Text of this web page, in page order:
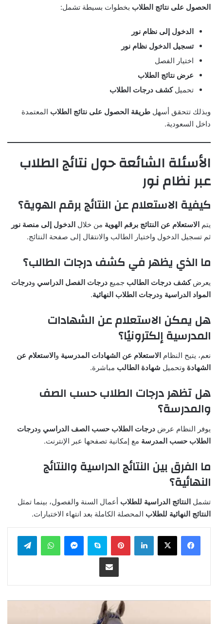
الحصول على نتائج الطلاب بخطوات بسيطة تشمل:
الدخول إلى نظام نور
تسجيل الدخول نظام نور
اختيار الفصل
عرض نتائج الطلاب
تحميلكشف درجات الطلاب
وبذلك تتحقق أسهل طريقة الحصول على نتائج الطلاب المعتمدة
داخل السعودية.
الأسئلة الشائعة حول نتائج الطلاب
عبر نظام نور
كيفية الاستعلام عن النتائج برقم الهوية؟
يتم الاستعلام عن النتائج برقم الهوية من خلال الدخول إلى منصة نور
ثم تسجيل الدخول واختيار الطالب والانتقال إلى صفحة النتائج.
ما الذي يظهر في كشف درجات الطالب؟
يعرضكشف درجات الطالب جميع درجات الفصل الدراسي ودرجات
المواد الدراسية ودرجات الطلاب النهائية.
هل يمكن الاستعلام عن الشهادات
المدرسية إلكترونيًا؟
نعم، يتيح النظام الاستعلام عن الشهادات المدرسية و الاستعلام عن
الشهادة وتحميل شهادة الطالب مباشرة.
هل تظهر درجات الطلاب حسب الصف
والمدرسة؟
يوفر النظام عرض درجات الطلاب حسب الصف الدراسي ودرجات
الطلاب حسب المدرسة مع إمكانية تصفحها عبر الإنترنت.
ما الفرق بين النتائج الدراسية والنتائج
النهائية؟
تشمل النتائج الدراسية للطلاب أعمال السنة والفصول، بينما تمثل
النتائج النهائية للطلاب المحصلة الكاملة بعد انتهاء الاختبارات.
لينكدإن بينتيريستسكايب ماسنجر واتساب تيلقرام
مشاركة عبر البريد